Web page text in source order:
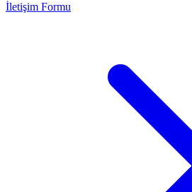
İletişim Formu